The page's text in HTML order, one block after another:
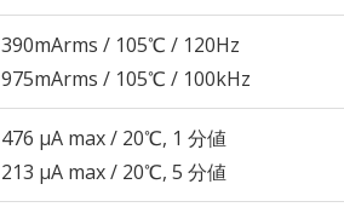
390mArms / 105℃ / 120Hz
975mArms / 105℃ / 100kHz
476 μA max / 20℃, 1 分値
213 μA max / 20℃, 5 分値